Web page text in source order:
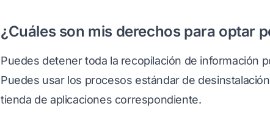
¿Cuáles son mis derechos para optar
Puedes detener toda la recopilación de información
Puedes usar los procesos estándar de
tienda de aplicaciones correspondiente.